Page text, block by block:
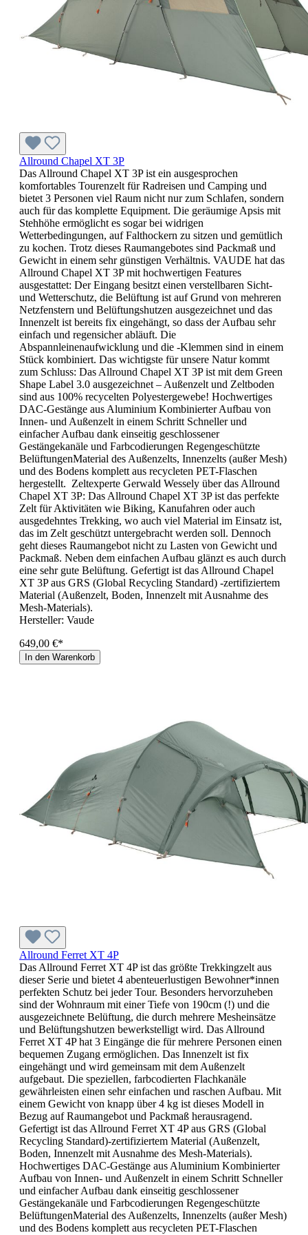
Allround Chapel XT 3P
Das Allround Chapel XT 3P ist ein ausgesprochen
komfortables Tourenzelt für Radreisen und Camping und
bietet 3 Personen viel Raum nicht nur zum Schlafen, sondern
auch für das komplette Equipment. Die geräumige Apsis mit
Stehhöhe ermöglicht es sogar bei widrigen
Wetterbedingungen, auf Falthockern zu sitzen und gemütlich
zu kochen. Trotz dieses Raumangebotes sind Packmaß und
Gewicht in einem sehr günstigen Verhältnis. VAUDE hat das
Allround Chapel XT 3P mit hochwertigen Features
ausgestattet: Der Eingang besitzt einen verstellbaren Sicht-
und Wetterschutz, die Belüftung ist auf Grund von mehreren
Netzfenstern und Belüftungshutzen ausgezeichnet und das
Innenzelt ist bereits fix eingehängt, so dass der Aufbau sehr
einfach und regensicher abläuft. Die
Abspannleinenaufwicklung und die -Klemmen sind in einem
Stück kombiniert. Das wichtigste für unsere Natur kommt
zum Schluss: Das Allround Chapel XT 3P ist mit dem Green
Shape Label 3.0 ausgezeichnet – Außenzelt und Zeltboden
sind aus 100% recycelten Polyestergewebe! Hochwertiges
DAC-Gestänge aus Aluminium Kombinierter Aufbau von
Innen- und Außenzelt in einem Schritt Schneller und
einfacher Aufbau dank einseitig geschlossener
Gestängekanäle und Farbcodierungen Regengeschützte
BelüftungenMaterial des Außenzelts, Innenzelts (außer Mesh)
und des Bodens komplett aus recycleten PET-Flaschen
hergestellt. Zeltexperte Gerwald Wessely über das Allround
Chapel XT 3P: Das Allround Chapel XT 3P ist das perfekte
Zelt für Aktivitäten wie Biking, Kanufahren oder auch
ausgedehntes Trekking, wo auch viel Material im Einsatz ist,
das im Zelt geschützt untergebracht werden soll. Dennoch
geht dieses Raumangebot nicht zu Lasten von Gewicht und
Packmaß. Neben dem einfachen Aufbau glänzt es auch durch
eine sehr gute Belüftung. Gefertigt ist das Allround Chapel
XT 3P aus GRS (Global Recycling Standard) -zertifiziertem
Material (Außenzelt, Boden, Innenzelt mit Ausnahme des
Mesh-Materials).
Hersteller: Vaude
649,00 €*
In den Warenkorb
Allround Ferret XT 4P
Das Allround Ferret XT 4P ist das größte Trekkingzelt aus
dieser Serie und bietet 4 abenteuerlustigen Bewohner*innen
perfekten Schutz bei jeder Tour. Besonders hervorzuheben
sind der Wohnraum mit einer Tiefe von 190cm (!) und die
ausgezeichnete Belüftung, die durch mehrere Mesheinsätze
und Belüftungshutzen bewerkstelligt wird. Das Allround
Ferret XT 4P hat 3 Eingänge die für mehrere Personen einen
bequemen Zugang ermöglichen. Das Innenzelt ist fix
eingehängt und wird gemeinsam mit dem Außenzelt
aufgebaut. Die speziellen, farbcodierten Flachkanäle
gewährleisten einen sehr einfachen und raschen Aufbau. Mit
einem Gewicht von knapp über 4 kg ist dieses Modell in
Bezug auf Raumangebot und Packmaß herausragend.
Gefertigt ist das Allround Ferret XT 4P aus GRS (Global
Recycling Standard)-zertifiziertem Material (Außenzelt,
Boden, Innenzelt mit Ausnahme des Mesh-Materials).
Hochwertiges DAC-Gestänge aus Aluminium Kombinierter
Aufbau von Innen- und Außenzelt in einem Schritt Schneller
und einfacher Aufbau dank einseitig geschlossener
Gestängekanäle und Farbcodierungen Regengeschützte
BelüftungenMaterial des Außenzelts, Innenzelts (außer Mesh)
und des Bodens komplett aus recycleten PET-Flaschen